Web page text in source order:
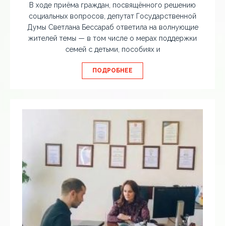
В ходе приёма граждан, посвящённого решению
социальных вопросов, депутат Государственной
Думы Светлана Бессараб ответила на волнующие
жителей темы — в том числе о мерах поддержки
семей с детьми, пособиях и
ПОДРОБНЕЕ